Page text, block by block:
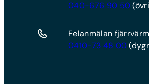
040-676 90 50
Felanmälan
0410-73 48 00